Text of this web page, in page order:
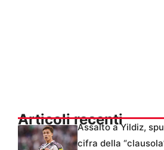
Articoli recenti
Assalto a Yildiz,
cifra della